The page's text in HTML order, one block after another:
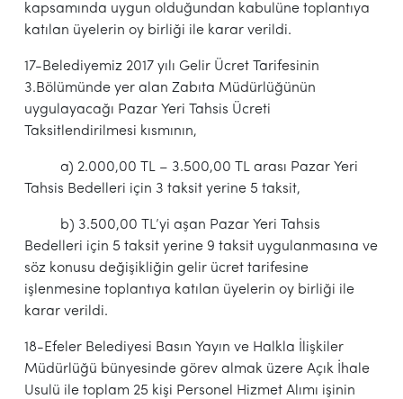
kapsamında uygun olduğundan kabulüne toplantıya
katılan üyelerin oy birliği ile karar verildi.
17-Belediyemiz 2017 yılı Gelir Ücret Tarifesinin
3.Bölümünde yer alan Zabıta Müdürlüğünün
uygulayacağı Pazar Yeri Tahsis Ücreti
Taksitlendirilmesi kısmının,
a) 2.000,00 TL – 3.500,00 TL arası Pazar Yeri
Tahsis Bedelleri için 3 taksit yerine 5 taksit,
b) 3.500,00 TL’yi aşan Pazar Yeri Tahsis
Bedelleri için 5 taksit yerine 9 taksit uygulanmasına ve
söz konusu değişikliğin gelir ücret tarifesine
işlenmesine toplantıya katılan üyelerin oy birliği ile
karar verildi.
18-Efeler Belediyesi Basın Yayın ve Halkla İlişkiler
Müdürlüğü bünyesinde görev almak üzere Açık İhale
Usulü ile toplam 25 kişi Personel Hizmet Alımı işinin